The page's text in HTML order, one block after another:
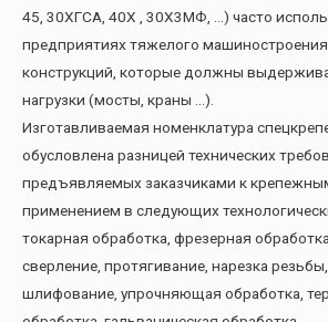
45, 30ХГСА, 40Х , 30Х3МФ, …) часто
предприятиях тяжелого
конструкций, которые должны
нагрузки (мосты, краны …).
Изготавливаемая номенклатура
обусловлена разницей технических
предъявляемых заказчиками к
применением в следующих
токарная обработка, фрезерная
сверление, протягивание, нарезка
шлифование, упрочняющая обработка,